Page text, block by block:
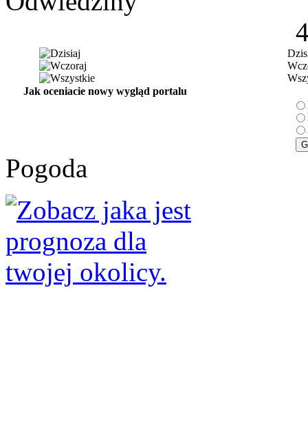
Jak oceniacie nowy wygląd portalu
Pogoda